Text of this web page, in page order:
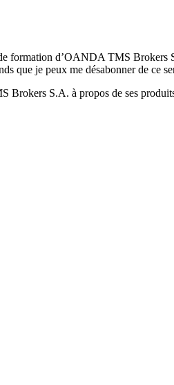
formation d’OANDA TMS Brokers
que je peux me désabonner de ce
S.A. à propos de ses